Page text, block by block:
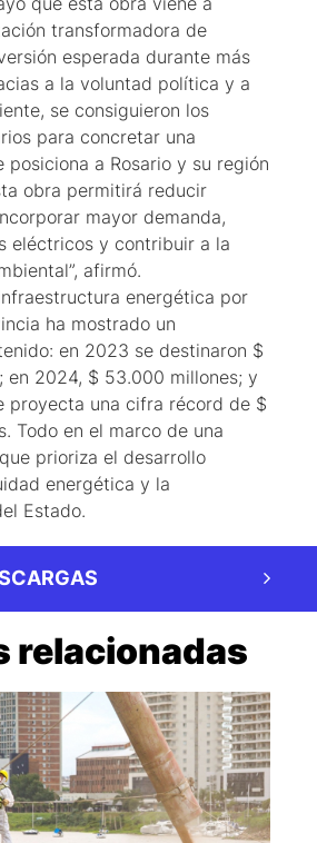
transformadora de
esperada durante más
a la voluntad política y a
se consiguieron los
para concretar una
posiciona a Rosario y su región
obra permitirá reducir
mayor demanda,
eléctricos y contribuir a la
afirmó.
energética por
ha mostrado un
en 2023 se destinaron $
en 2024, $ 53.000 millones; y
proyecta una cifra récord de $
Todo en el marco de una
prioriza el desarrollo
energética y la
Estado.
relacionadas